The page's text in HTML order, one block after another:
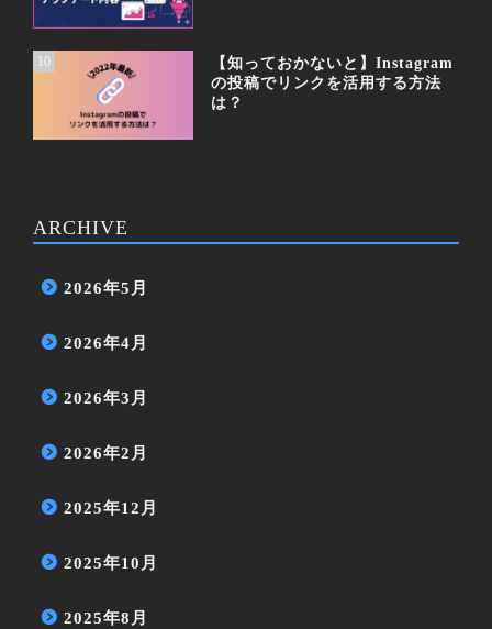
10
【知っておかないと】Instagram
の投稿でリンクを活用する方法
は？
ARCHIVE
2026年5月
2026年4月
2026年3月
2026年2月
2025年12月
2025年10月
2025年8月